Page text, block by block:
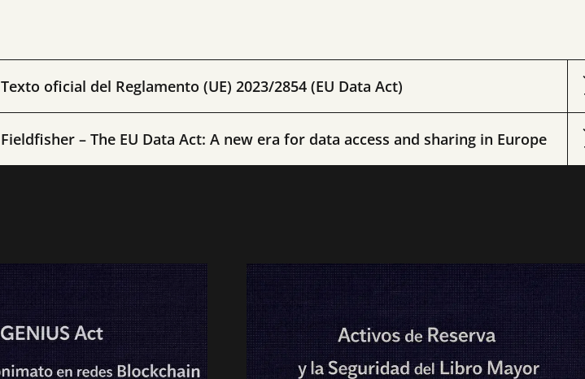
Texto oficial del Reglamento (UE) 2023/2854 (EU Data Act)
Fieldfisher – The EU Data Act: A new era for data access and sharing in Europe